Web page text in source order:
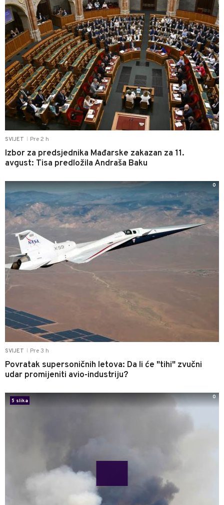
SVIJET Pre 2 h
Izbor za predsjednika Mađarske zakazan za 11.
avgust: Tisa predložila Andraša Baku
SVIJET Pre 3 h
Povratak supersoničnih letova: Da li će "tihi" zvučni
udar promijeniti avio-industriju?
0
5 slika
0